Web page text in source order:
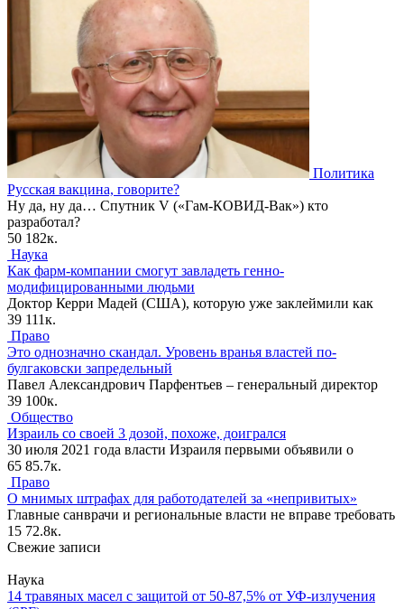
Политика
Русская вакцина, говорите?
Ну да, ну да… Спутник V («Гам-КОВИД-Вак») кто
разработал?
50 182к.
Наука
Как фарм-компании смогут завладеть генно-
модифицированными людьми
Доктор Керри Мадей (США), которую уже заклеймили как
39 111к.
Право
Это однозначно скандал. Уровень вранья властей по-
булгаковски запредельный
Павел Александрович Парфентьев – генеральный директор
39 100к.
Общество
Израиль со своей 3 дозой, похоже, доигрался
30 июля 2021 года власти Израиля первыми объявили о
65 85.7к.
Право
О мнимых штрафах для работодателей за «непривитых»
Главные санврачи и региональные власти не вправе требовать
15 72.8к.
Свежие записи
Наука
14 травяных масел с защитой от 50-87,5% от УФ-излучения